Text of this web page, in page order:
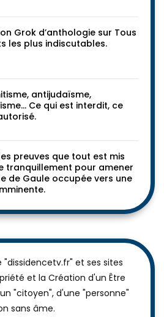
Grok d’anthologie sur Tous
les plus indiscutables.
antijudaïsme,
Ce qui est interdit, ce
preuves que tout est mis
tranquillement pour amener
de Gaule occupée vers une
et ses sites
et la Création d'un Être
"citoyen", d'une "personne"
sans âme.